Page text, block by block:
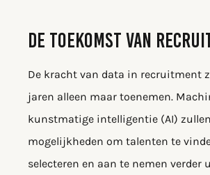
DE TOEKOMST VAN
De kracht van data in recruitment
jaren alleen maar toenemen.
kunstmatige intelligentie (AI)
mogelijkheden om talenten te
selecteren en aan te nemen verder